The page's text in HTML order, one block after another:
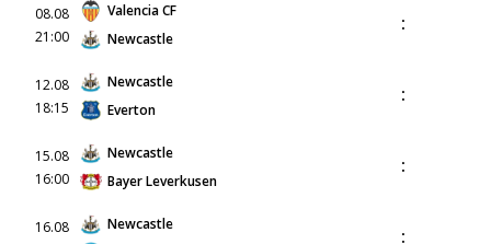
08.08
21:00
Valencia CF
Newcastle
:
12.08
18:15
Newcastle
Everton
:
15.08
16:00
Newcastle
Bayer Leverkusen
:
16.08
Newcastle
: